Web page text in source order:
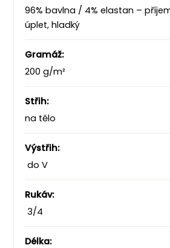
96% bavlna / 4% elastan –
úplet, hladký
Gramáž:
200 g/m²
Střih:
na tělo
Výstřih:
do V
Rukáv:
3/4
Délka: